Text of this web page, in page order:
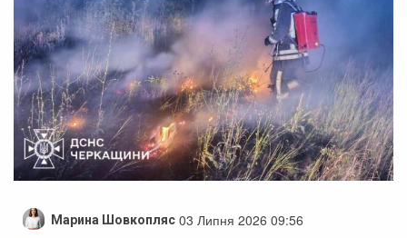
Марина Шовкопляс 03 Липня 2026 09:56